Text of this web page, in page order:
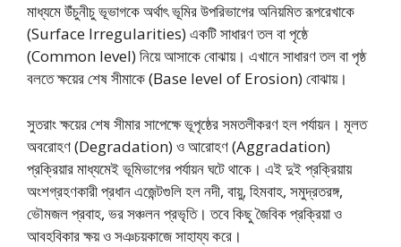
মাধ্যমে উঁচুনীচু ভূভাগকে অর্থাৎ ভূমির উপরিভাগের অনিয়মিত রূপরেখাকে
(Surface Irregularities) একটি সাধারণ তল বা পৃষ্ঠে
(Common level) নিয়ে আসাকে বােঝায়। এখানে সাধারণ তল বা পৃষ্ঠ
বলতে ক্ষয়ের শেষ সীমাকে (Base level of Erosion) বোঝায়।
সুতরাং ক্ষয়ের শেষ সীমার সাপেক্ষে ভূপৃষ্ঠের সমতলীকরণ হল পর্যায়ন। মূলত
অবরােহণ (Degradation) ও আরােহণ (Aggradation)
প্রক্রিয়ার মাধ্যমেই ভূমিভাগের পর্যায়ন ঘটে থাকে। এই দুই প্রক্রিয়ায়
অংশগ্রহণকারী প্রধান এজেন্টগুলি হল নদী, বায়ু, হিমবাহ, সমুদ্রতরঙ্গ,
ভৌমজল প্রবাহ, ভর সঞ্চলন প্রভৃতি। তবে কিছু জৈবিক প্রক্রিয়া ও
আবহবিকার ক্ষয় ও সঞচয়কাজে সাহায্য করে।